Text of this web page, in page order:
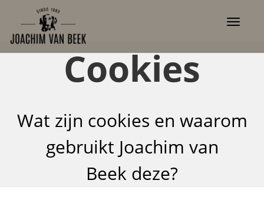
Toggle
Cookies
Wat zijn cookies en waarom
gebruikt Joachim van
Beek deze?